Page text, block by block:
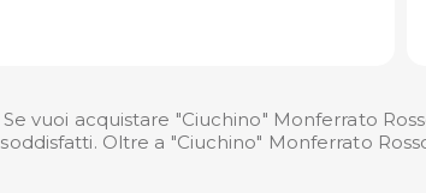
Se vuoi acquistare "Ciuchino" Monferrato
soddisfatti. Oltre a "Ciuchino" Monferrato